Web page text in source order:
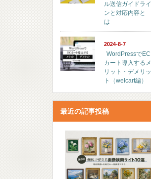
ル送信ガイドライ
ンと対応内容と
は
2024-8-7
WordPressでEC
カート導入するメ
リット・デメリッ
ト（welcart編）
最近の記事投稿